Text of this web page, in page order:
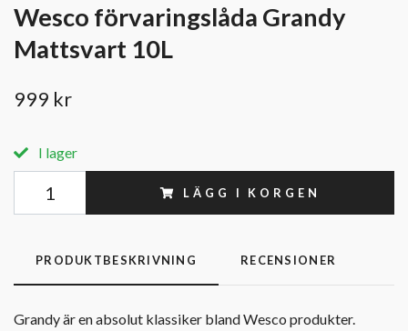
Wesco förvaringslåda Grandy
Mattsvart 10L
999 kr
I lager
LÄGG I KORGEN
PRODUKTBESKRIVNING RECENSIONER
Grandy är en absolut klassiker bland Wesco produkter.